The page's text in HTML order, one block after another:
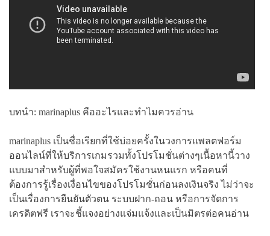
บทนำ: marinaplus คืออะไรและทำไมควรอ่าน
marinaplus เป็นชื่อเรียกที่ใช้บ่อยครั้งในวงการแพลตฟอร์ม
ออนไลน์ที่ให้บริการเกมรวมทั้งโปรโมชั่นต่างๆเนื้อหานี้วาง
แบบมาสำหรับผู้ที่พอใจสมัครใช้งานหนแรก หรือคนที่
ต้องการรู้เรื่องเงื่อนไขของโปรโมชั่นก่อนลงเงินจริง ไม่ว่าจะ
เป็นเรื่องการยืนยันตัวตน ระบบฝาก-ถอน หรือการจัดการ
เครดิตฟรี เราจะชี้แจงอย่างแจ่มแจ้งและเป็นมิตรต่อคนอ่าน